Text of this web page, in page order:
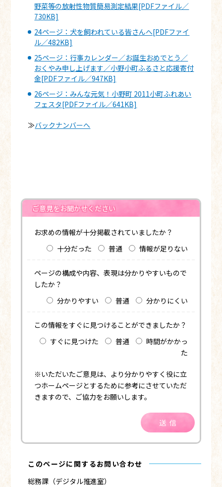
野菜等の放射性物質簡易測定結果[PDFファイル／
730KB]
24ページ：犬を飼われている皆さんへ[PDFファイ
ル／482KB]
25ページ：行事カレンダー／お誕生おめでとう／
おくやみ申し上げます／小野小町ふるさと応援寄付
金[PDFファイル／947KB]
26ページ：みんな元気！小野町 2011小町ふれあい
フェスタ[PDFファイル／641KB]
≫バックナンバーへ
ご意見をお聞かせください
お求めの情報が十分掲載されていましたか？
十分だった
普通 情報が足りない
ページの構成や内容、表現は分かりやすいもので
したか？
分かりやすい
普通 分かりにくい
この情報をすぐに見つけることができましたか？
すぐに見つけた
普通
時間がかかっ
た
※いただいたご意見は、より分かりやすく役に立
つホームページとするために参考にさせていただ
きますので、ご協力をお願いします。
送信
このページに関するお問い合わせ
総務課（デジタル推進室）